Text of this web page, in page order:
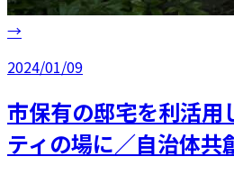
→
2024/01/09
市保有の邸宅を利活用
ティの場に／自治体